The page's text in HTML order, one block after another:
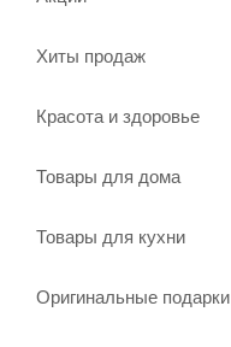
Хиты продаж
Красота и здоровье
Товары для дома
Товары для кухни
Оригинальные подарки